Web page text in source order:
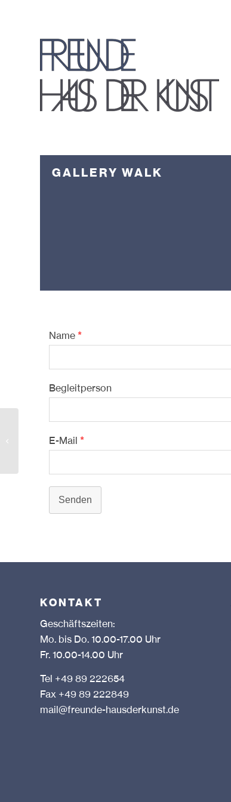
GALLERY WALK
Name *
Begleitperson
E-Mail *
Senden
KONTAKT
Geschäftszeiten:
Mo. bis Do. 10.00-17.00 Uhr
Fr. 10.00-14.00 Uhr
Tel +49 89 222654
Fax +49 89 222849
mail@freunde-hausderkunst.de
2024-090-13-14-1800-2000